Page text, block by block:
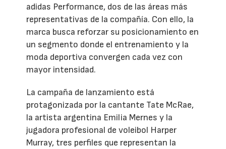
adidas Performance, dos de las áreas más
representativas de la compañía. Con ello, la
marca busca reforzar su posicionamiento en
un segmento donde el entrenamiento y la
moda deportiva convergen cada vez con
mayor intensidad.
La campaña de lanzamiento está
protagonizada por la cantante Tate McRae,
la artista argentina Emilia Mernes y la
jugadora profesional de voleibol Harper
Murray, tres perfiles que representan la